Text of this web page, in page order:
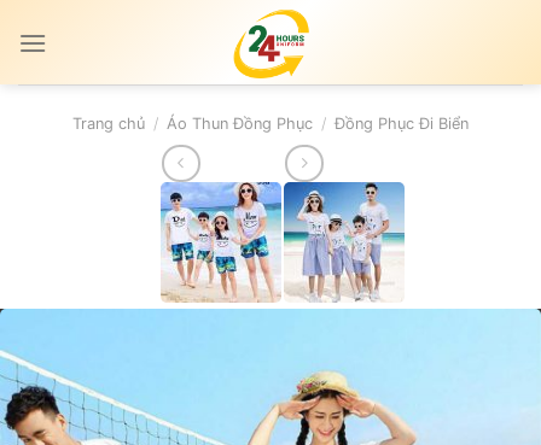
Trang chủ / Áo Thun Đồng Phục / Đồng Phục Đi Biển